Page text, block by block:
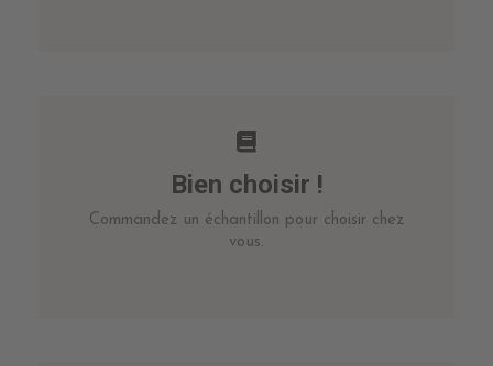
Bien choisir !
Commandez un échantillon pour choisir chez
vous.